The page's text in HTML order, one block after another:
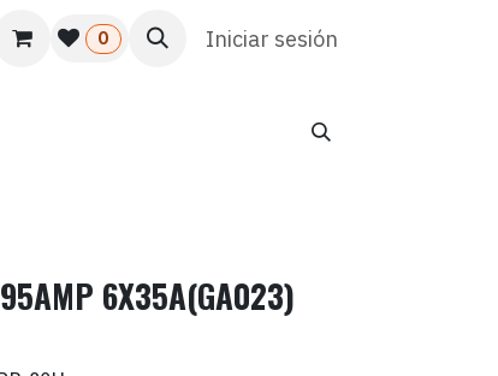
Usuario Atención al cliente HR
0 Iniciar sesión
95AMP 6X35A(GA023)